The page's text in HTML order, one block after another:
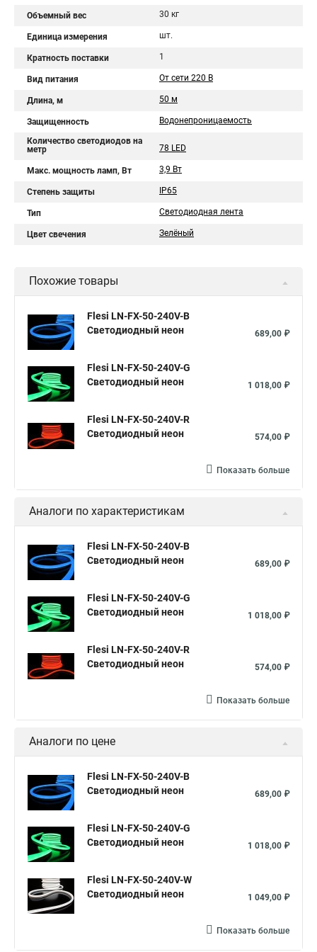
Объемный вес 30 кг
Единица измерения шт.
Кратность поставки 1
Вид питания От сети 220 В
Длина, м 50 м
Защищенность Водонепроницаемость
Количество светодиодов на
метр
78 LED
Макс. мощность ламп, Вт 3,9 Вт
Степень защиты IP65
Тип Светодиодная лента
Цвет свечения Зелёный
Похожие товары
Flesi LN-FX-50-240V-B
Светодиодный неон
689,00 ₽
Flesi LN-FX-50-240V-G
Светодиодный неон
1 018,00 ₽
Flesi LN-FX-50-240V-R
Светодиодный неон
574,00 ₽
Показать больше
Аналоги по характеристикам
Flesi LN-FX-50-240V-B
Светодиодный неон
689,00 ₽
Flesi LN-FX-50-240V-G
Светодиодный неон
1 018,00 ₽
Flesi LN-FX-50-240V-R
Светодиодный неон
574,00 ₽
Показать больше
Аналоги по цене
Flesi LN-FX-50-240V-B
Светодиодный неон
689,00 ₽
Flesi LN-FX-50-240V-G
Светодиодный неон
1 018,00 ₽
Flesi LN-FX-50-240V-W
Светодиодный неон
1 049,00 ₽
Показать больше